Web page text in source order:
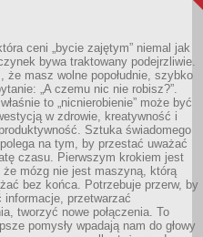
ceni „bycie zajętym” niemal jak
bywa traktowany podejrzliwie.
że masz wolne popołudnie, szybko
„A czemu nic nie robisz?”.
to „nicnierobienie” może być
w zdrowie, kreatywność i
Sztuka świadomego
na tym, by przestać uważać
czasu. Pierwszym krokiem jest
że mózg nie jest maszyną, którą
bez końca. Potrzebuje przerw, by
informacje, przetwarzać
tworzyć nowe połączenia. To
pomysły wpadają nam do głowy